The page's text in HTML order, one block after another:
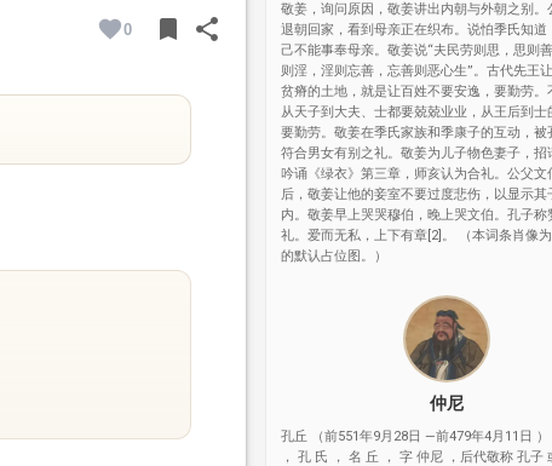
0 bookmarkBOOKMARK
shareSHARE
敬姜，询问原因，敬姜讲出内朝与外朝之别。
退朝回家，看到母亲正在织布。说怕季氏知道
己不能事奉母亲。敬姜说“夫民劳则思，思则
则淫，淫则忘善，忘善则恶心生”。古代先王
贫瘠的土地，就是让百姓不要安逸，要勤劳。
从天子到大夫、士都要兢兢业业，从王后到士
要勤劳。敬姜在季氏家族和季康子的互动，被
符合男女有别之礼。敬姜为儿子物色妻子，招
吟诵《绿衣》第三章，师亥认为合礼。公父文
后，敬姜让他的妾室不要过度悲伤，以显示其
内。敬姜早上哭哭穆伯，晚上哭文伯。孔子称
礼。爱而无私，上下有章[2]。 （本词条肖像
的默认占位图。）
仲尼
孔丘 （前551年9月28日 —前479年4月11日
， 孔 氏 ， 名 丘 ， 字 仲尼 ，后代敬称 孔子